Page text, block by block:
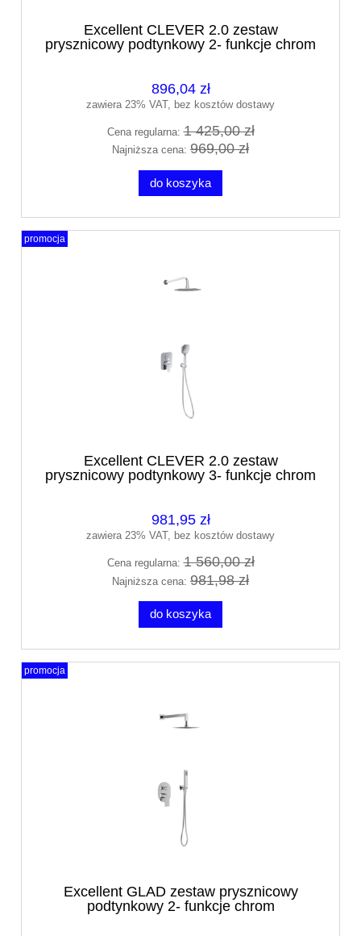
Excellent CLEVER 2.0 zestaw
prysznicowy podtynkowy 2- funkcje chrom
896,04 zł
zawiera 23% VAT, bez kosztów dostawy
Cena regularna:1 425,00 zł
Najniższa cena: 969,00 zł
do koszyka
Excellent CLEVER 2.0 zestaw
prysznicowy podtynkowy 3- funkcje chrom
981,95 zł
zawiera 23% VAT, bez kosztów dostawy
Cena regularna:1 560,00 zł
Najniższa cena: 981,98 zł
do koszyka
promocja
Excellent GLAD zestaw prysznicowy
podtynkowy 2- funkcje chrom
promocja